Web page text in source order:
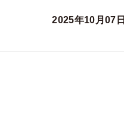
2025年10月07日